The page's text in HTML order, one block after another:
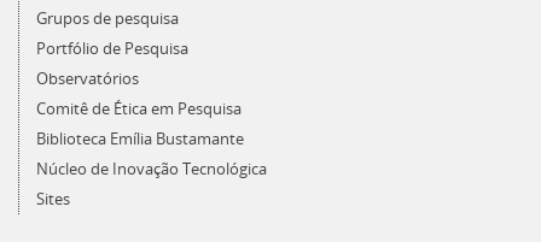
Grupos de pesquisa
Portfólio de Pesquisa
Observatórios
Comitê de Ética em Pesquisa
Biblioteca Emília Bustamante
Núcleo de Inovação Tecnológica
Sites